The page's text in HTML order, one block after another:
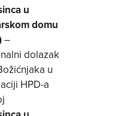
u
domu
–
dolazak
u
HPD-a